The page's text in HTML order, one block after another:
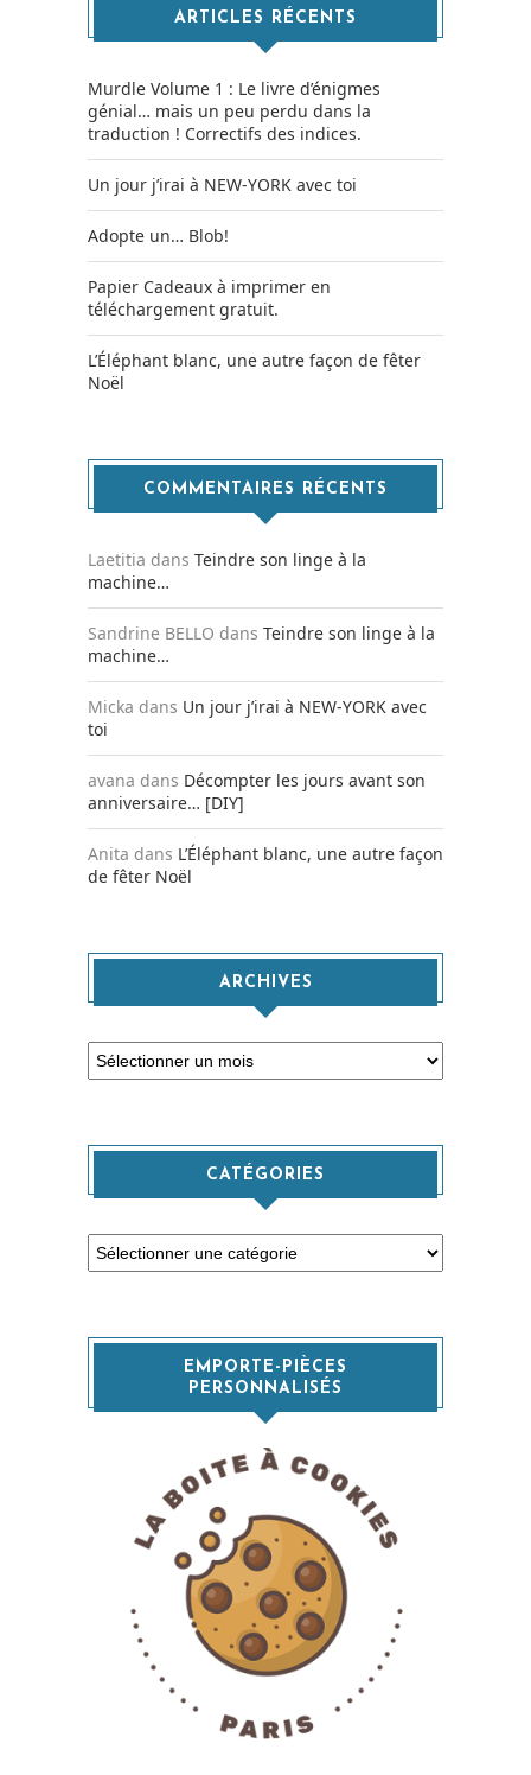
ARTICLES RÉCENTS
Murdle Volume 1 : Le livre d’énigmes
génial… mais un peu perdu dans la
traduction ! Correctifs des indices.
Un jour j’irai à NEW-YORK avec toi
Adopte un… Blob!
Papier Cadeaux à imprimer en
téléchargement gratuit.
L’Éléphant blanc, une autre façon de fêter
Noël
COMMENTAIRES RÉCENTS
Laetitia dans Teindre son linge à la
machine…
Sandrine BELLO dans Teindre son linge à la
machine…
Micka dans Un jour j’irai à NEW-YORK avec
toi
avana dans Décompter les jours avant son
anniversaire… [DIY]
Anita dans L’Éléphant blanc, une autre façon
de fêter Noël
ARCHIVES
Archives
CATÉGORIES
Catégories
EMPORTE-PIÈCES
PERSONNALISÉS